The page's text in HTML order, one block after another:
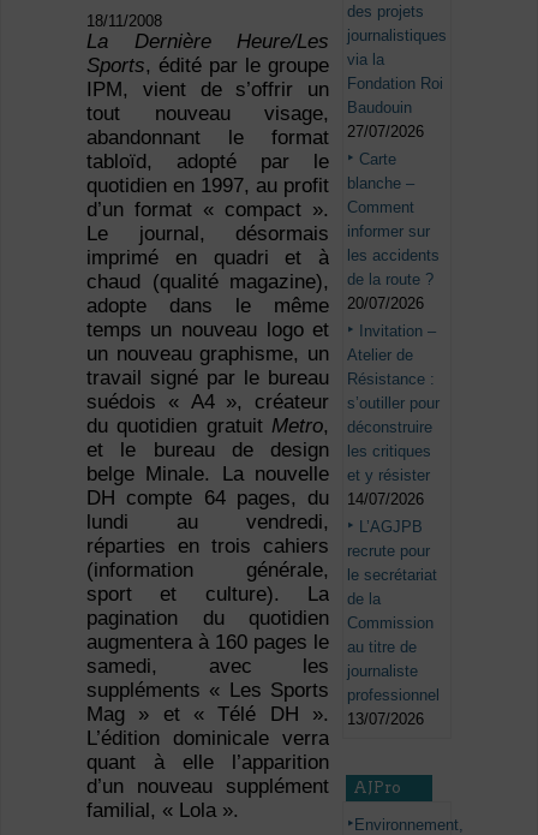
18/11/2008
La Dernière Heure/Les
Sports, édité par le groupe
IPM, vient de s’offrir un
tout nouveau visage,
abandonnant le format
tabloïd, adopté par le
quotidien en 1997, au profit
d’un format « compact ».
Le journal, désormais
imprimé en quadri et à
chaud (qualité magazine),
adopte dans le même
temps un nouveau logo et
un nouveau graphisme, un
travail signé par le bureau
suédois « A4 », créateur
du quotidien gratuitMetro,
et le bureau de design
belge Minale. La nouvelle
DH compte 64 pages, du
lundi au vendredi,
réparties en trois cahiers
(information générale,
sport et culture). La
pagination du quotidien
augmentera à 160 pages le
samedi, avec les
suppléments « Les Sports
Mag » et « Télé DH ».
L’édition dominicale verra
quant à elle l’apparition
d’un nouveau supplément
familial, « Lola ».
des projets
journalistiques
via la
Fondation Roi
Baudouin
27/07/2026
Carte
blanche –
Comment
informer sur
les accidents
de la route ?
20/07/2026
Invitation –
Atelier de
Résistance :
s’outiller pour
déconstruire
les critiques
et y résister
14/07/2026
L’AGJPB
recrute pour
le secrétariat
de la
Commission
au titre de
journaliste
professionnel
13/07/2026
AJPro
Environnement,